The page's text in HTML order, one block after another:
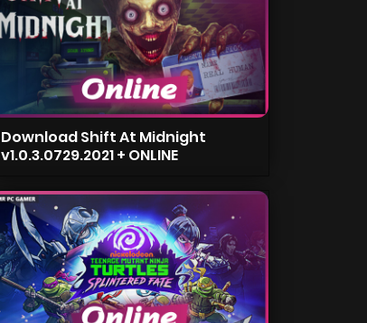
Download Shift At Midnight
v1.0.3.0729.2021 + ONLINE